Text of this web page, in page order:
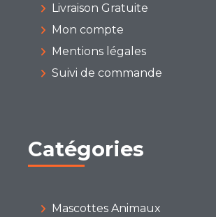
Livraison Gratuite
Mon compte
Mentions légales
Suivi de commande
Catégories
Mascottes Animaux